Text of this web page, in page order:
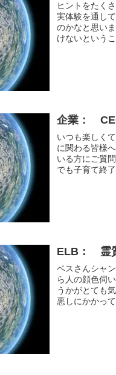
ヒントをたく
実体験を通し
のかなと思い
けないという
企業：
いつも楽しく
に関わる皆様
いる方にご質
でも子育て終
ELB： 霊
ベスさんシャ
ら人の顔色伺
うかがとても
悪しにかかっ